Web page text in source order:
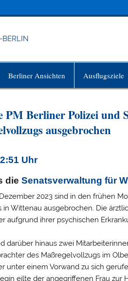
Berliner Ansichten Ausflugsziele
PM Berliner Polizei und
ausgebrochen
Uhr
dieSenatsverwaltung für
2023 sind in den frühen
in Wittenau ausgebrochen. Die
aufgrund ihrer psychischen
darüber hinaus zwei
des Maßregelvollzugs im
unter einem Vorwand zu sich
eilte der angegriffenen Frau